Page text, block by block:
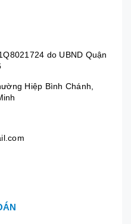
do UBND Quận
Hiệp Bình Chánh,